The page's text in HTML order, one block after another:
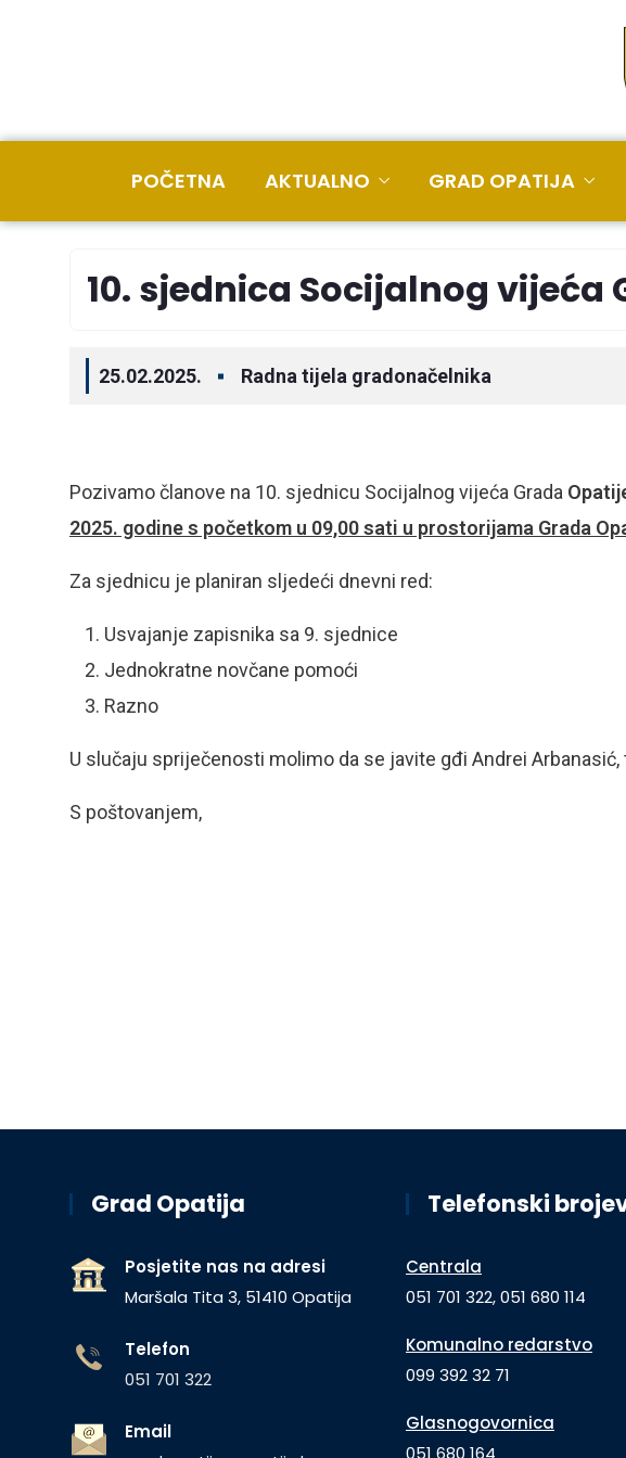
POČETNA AKTUALNO GRAD OPATIJA
10. sjednica Socijalnog vijeća
25.02.2025. Radna tijela gradonačelnika
Pozivamo članove na 10. sjednicu Socijalnog vijeća Grada
2025. godine s početkom u 09,00 sati u prostorijama Grada
Za sjednicu je planiran sljedeći dnevni red:
Usvajanje zapisnika sa 9. sjednice
Jednokratne novčane pomoći
Razno
U slučaju spriječenosti molimo da se javite gđi Andrei Arbanasić,
S poštovanjem,
Grad Opatija
Posjetite nas na adresi
Maršala Tita 3, 51410 Opatija
Telefon
051 701 322
Email
Telefonski
Centrala
051 701 322, 051 680 114
Komunalno redarstvo
099 392 32 71
Glasnogovornica
051 680 164